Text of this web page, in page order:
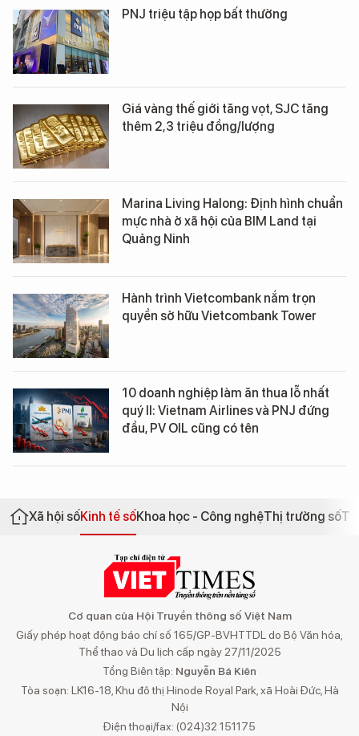
PNJ triệu tập họp bất thường
Giá vàng thế giới tăng vọt, SJC tăng
thêm 2,3 triệu đồng/lượng
Marina Living Halong: Định hình chuẩn
mực nhà ở xã hội của BIM Land tại
Quảng Ninh
Hành trình Vietcombank nắm trọn
quyền sở hữu Vietcombank Tower
10 doanh nghiệp làm ăn thua lỗ nhất
quý II: Vietnam Airlines và PNJ đứng
đầu, PV OIL cũng có tên
Xã hội sốKinh tế sốKhoa học - Công nghệThị trường số
Cơ quan của Hội Truyền thông số Việt Nam
Giấy phép hoạt động báo chí số 165/GP-BVHTTDL do Bộ Văn hóa,
Thể thao và Du lịch cấp ngày 27/11/2025
Tổng Biên tập: Nguyễn Bá Kiên
Tòa soạn: LK16-18, Khu đô thị Hinode Royal Park, xã Hoài Đức, Hà
Nội
Điện thoại/fax: (024)32 151175